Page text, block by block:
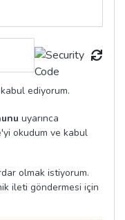
ediyorum.
uyarınca
okudum ve kabul
olmak istiyorum.
ileti göndermesi için